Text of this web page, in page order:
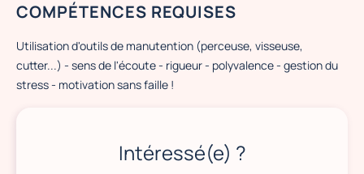
COMPÉTENCES REQUISES
Utilisation d'outils de manutention (perceuse, visseuse,
cutter...) - sens de l'écoute - rigueur - polyvalence - gestion du
stress - motivation sans faille !
Intéressé(e) ?